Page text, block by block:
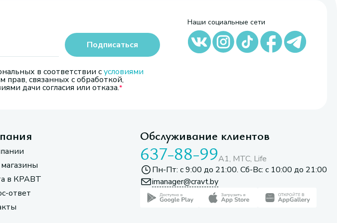
в соответствии сусловиями
прав, связанных с обработкой,
дачи согласия или отказа.
Подписаться
Наши социальные сети
в КРАВТ
ответ
Обслуживание клиентов
637-88-99A1, МТС, Life
Пн-Пт: с 9:00 до 21:00. Сб-Вс: с 10:00 до 21:00
imanager@cravt.by